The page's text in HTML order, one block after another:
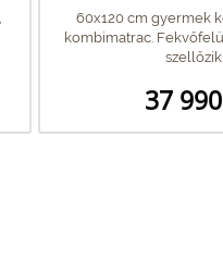
60x120 cm gyermek
kombimatrac.
szellőzik....
37